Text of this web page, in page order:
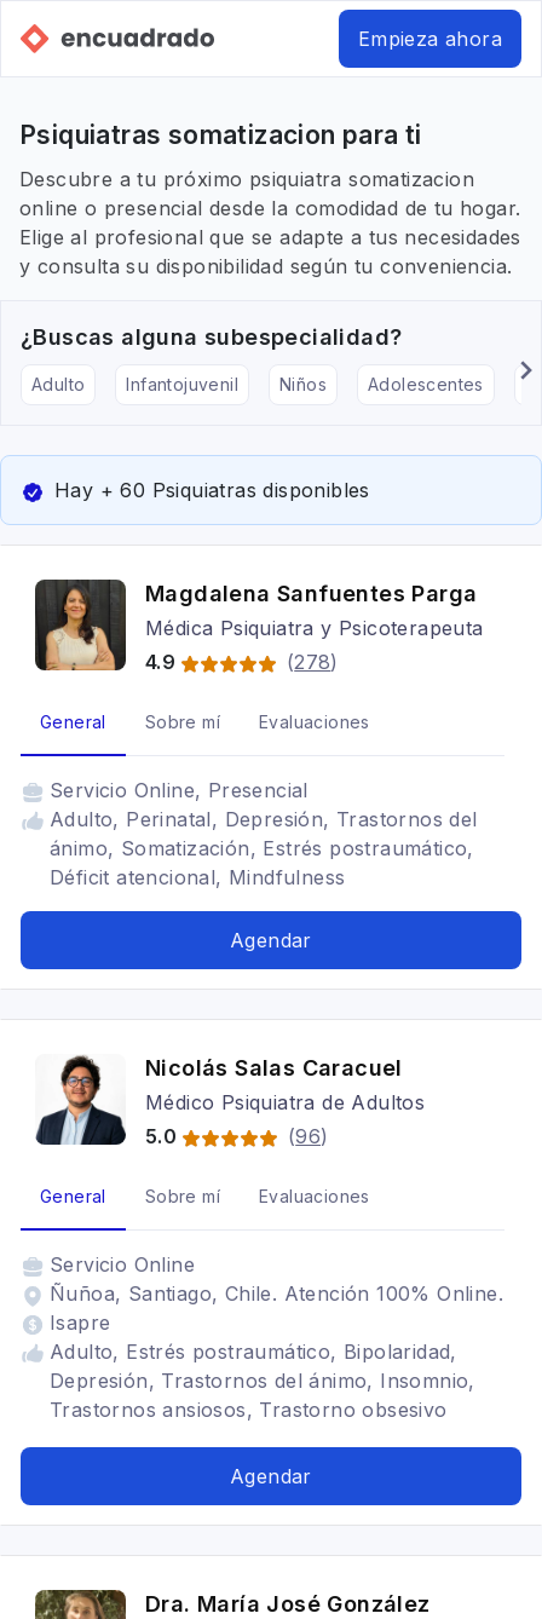
Empieza ahora
Psiquiatras somatizacion para ti
Descubre a tu próximo psiquiatra somatizacion
online o presencial desde la comodidad de tu hogar.
Elige al profesional que se adapte a tus necesidades
y consulta su disponibilidad según tu conveniencia.
¿Buscas alguna subespecialidad?
Adulto Infantojuvenil Niños Adolescentes
Hay + 60 Psiquiatras disponibles
Magdalena Sanfuentes Parga
Médica Psiquiatra y Psicoterapeuta
4.9
(278)
General Sobre mí Evaluaciones
Servicio Online, Presencial
Adulto, Perinatal, Depresión, Trastornos del
ánimo, Somatización, Estrés postraumático,
Déficit atencional, Mindfulness
Agendar
Nicolás Salas Caracuel
Médico Psiquiatra de Adultos
5.0
(96)
General Sobre mí Evaluaciones
Servicio Online
Ñuñoa, Santiago, Chile. Atención 100% Online.
Isapre
Adulto, Estrés postraumático, Bipolaridad,
Depresión, Trastornos del ánimo, Insomnio,
Trastornos ansiosos, Trastorno obsesivo
atencional, Somatización, Ansiedad, Trastornos
Agendar
Dra. María José González